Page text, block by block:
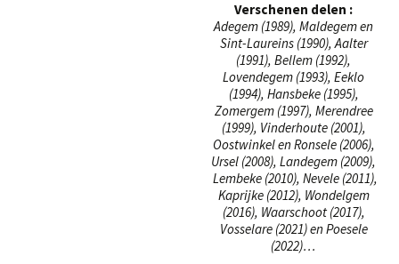
Verschenen delen :
Adegem (1989), Maldegem en
Sint-Laureins (1990), Aalter
(1991), Bellem (1992),
Lovendegem (1993), Eeklo
(1994), Hansbeke (1995),
Zomergem (1997), Merendree
(1999), Vinderhoute (2001),
Oostwinkel en Ronsele (2006),
Ursel (2008), Landegem (2009),
Lembeke (2010), Nevele (2011),
Kaprijke (2012), Wondelgem
(2016), Waarschoot (2017),
Vosselare (2021) en Poesele
(2022)…